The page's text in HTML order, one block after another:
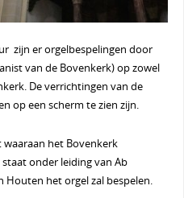
zijn er orgelbespelingen door
van de Bovenkerk) op zowel
De verrichtingen van de
op een scherm te zien zijn.
waaraan het Bovenkerk
onder leiding van Ab
Houten het orgel zal bespelen.